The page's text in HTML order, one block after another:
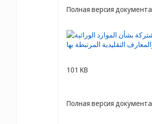
Полная версия документа
101 KB
Полная версия документа